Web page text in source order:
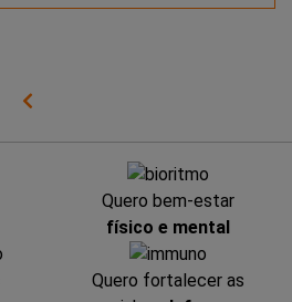
Quero bem-estar
físico e mental
Quero fortalecer as